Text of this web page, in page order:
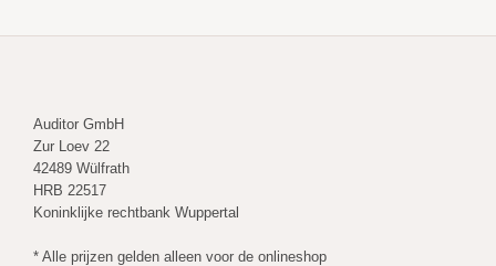
Auditor GmbH
Zur Loev 22
42489 Wülfrath
HRB 22517
Koninklijke rechtbank Wuppertal
* Alle prijzen gelden alleen voor de onlineshop